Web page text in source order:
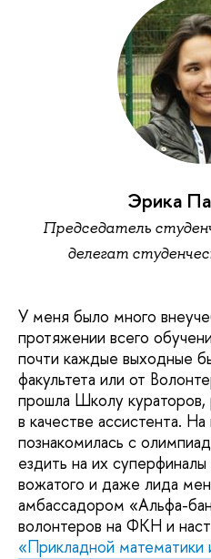
Эрика
Председатель
делегат
У меня было много
протяжении всего
почти каждые выходные
факультета или от
прошла Школу
в качестве ассистента.
познакомилась с
ездить на их
вожатого и даже лида
амбассадором «Альфа-
волонтеров на ФКН и
«Прикладной математики